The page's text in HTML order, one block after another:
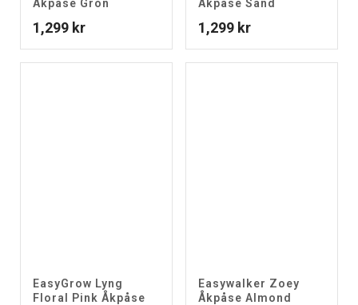
Åkpåse Grön
1,299 kr
Åkpåse Sand
1,299 kr
EasyGrow Lyng
Floral Pink Åkpåse
Easywalker Zoey
Åkpåse Almond